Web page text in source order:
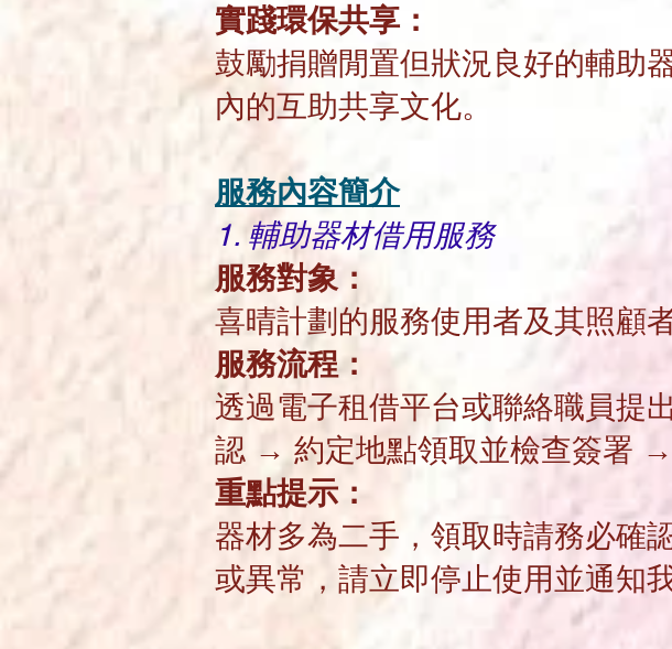
實踐環保共享：
鼓勵捐贈閒置但狀況良好的輔助
內的互助共享文化。
服務內容簡介
1. 輔助器材借用服務
服務對象：
喜晴計劃的服務使用者及其照顧
服務流程：
透過電子租借平台或聯絡職員提
認 → 約定地點領取並檢查簽署
重點提示：
器材多為二手，領取時請務必確
或異常，請立即停止使用並通知